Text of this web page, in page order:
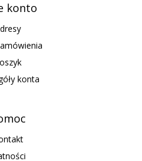
konto
konta